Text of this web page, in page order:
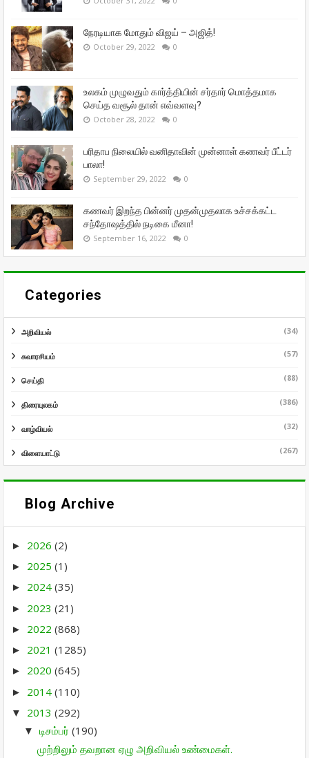
நேரடியாக மோதும் விஜய் – அஜித்!
October 29, 2022 0
உலகம் முழுவதும் கார்த்தியின் சர்தார் மொத்தமாக
செய்த வசூல் தான் எவ்வளவு?
October 28, 2022 0
பரிதாப நிலையில் வனிதாவின் முன்னாள் கணவர் பீட்டர்
பாலா!
September 29, 2022 0
கணவர் இறந்த பின்னர் முதன்முதலாக உச்சக்கட்ட
சந்தோஷத்தில் நடிகை மீனா!
September 16, 2022 0
Categories
அறிவியல் (34)
சுவாரசியம் (57)
செய்தி (88)
திரையுலகம் (386)
வாழ்வியல் (32)
விளையாட்டு (267)
Blog Archive
► 2026 (2)
► 2025 (1)
► 2024 (35)
► 2023 (21)
► 2022 (868)
► 2021 (1285)
► 2020 (645)
► 2014 (110)
▼ 2013 (292)
▼ டிசம்பர் (190)
முற்றிலும் தவறான ஏழு அறிவியல் உண்மைகள்.